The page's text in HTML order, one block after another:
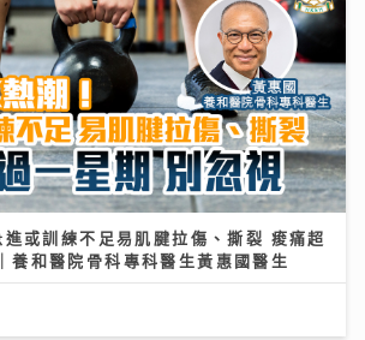
或訓練不足易肌腱拉傷、撕裂 痠痛超
養和醫院骨科專科醫生黃惠國醫生